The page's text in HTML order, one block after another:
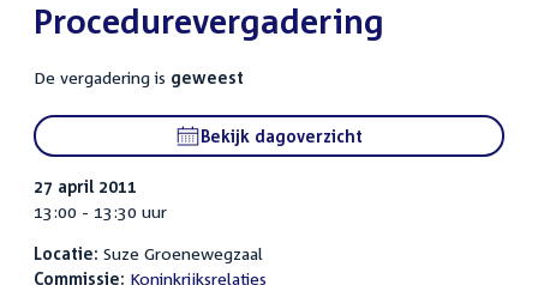
:Procedurevergadering
De vergadering is geweest
Bekijk dagoverzicht
27 april 2011
13:00 - 13:30 uur
Locatie: Suze Groenewegzaal
Commissie: Koninkrijksrelaties